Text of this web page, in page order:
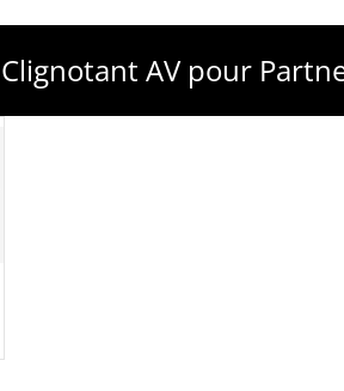
Clignotant AV pour